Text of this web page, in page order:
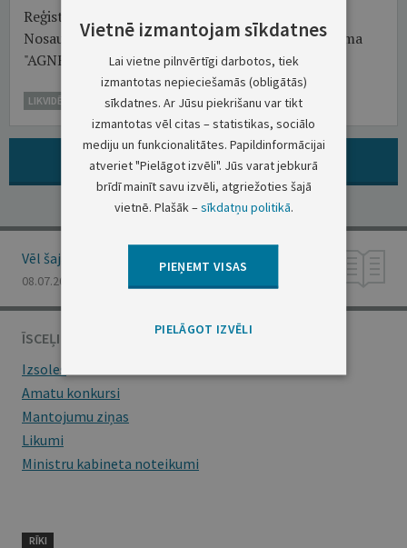
Reģistrācijas numurs: 44102004599
Nosaukums: Klagišas individuālais uzņēmums-firma
"AGNESE"...
VAIRĀK
LIKVIDĒTS UZŅĒMUMS
ARHĪVS: VISI PAZIŅOJUMI ŠAJĀ GRUPĀ
Vēl šajā numurā
08.07.2026., Nr. 128
ĪSCEĻI
Izsoles
Amatu konkursi
Mantojumu ziņas
Likumi
Ministru kabineta noteikumi
RĪKI
Vietnē izmantojam sīkdatnes
Lai vietne pilnvērtīgi darbotos, tiek
izmantotas nepieciešamās (obligātās)
sīkdatnes. Ar Jūsu piekrišanu var tikt
izmantotas vēl citas – statistikas, sociālo
mediju un funkcionalitātes. Papildinformācijai
atveriet "Pielāgot izvēli". Jūs varat jebkurā
brīdī mainīt savu izvēli, atgriežoties šajā
vietnē. Plašāk –sīkdatņu politikā.
PIEŅEMT VISAS
PIELĀGOT IZVĒLI